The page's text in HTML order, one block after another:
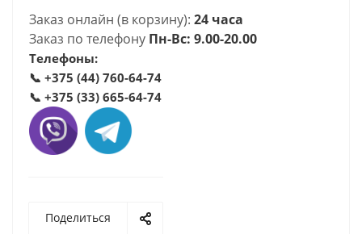
Заказ онлайн (в корзину): 24 часа
Заказ по телефону Пн-Вс: 9.00-20.00
Телефоны:
📞 +375 (44) 760-64-74
📞 +375 (33) 665-64-74
Поделиться